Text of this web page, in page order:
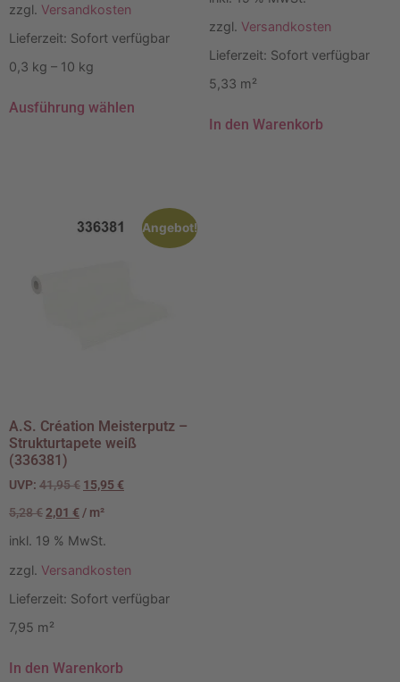
zzgl. Versandkosten
Lieferzeit: Sofort verfügbar
0,3 kg – 10 kg
Ausführung wählen
zzgl. Versandkosten
Lieferzeit: Sofort verfügbar
5,33 m²
In den Warenkorb
Angebot!
A.S. Création Meisterputz –
Strukturtapete weiß
(336381)
UVP: 41,95€ 15,95€
5,28€2,01 € / m²
inkl. 19 % MwSt.
zzgl. Versandkosten
Lieferzeit: Sofort verfügbar
7,95 m²
In den Warenkorb